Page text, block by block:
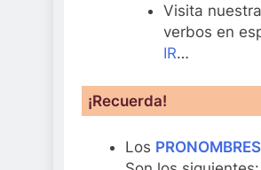
Visita
verbos en
IR…
¡Recuerda!
Los